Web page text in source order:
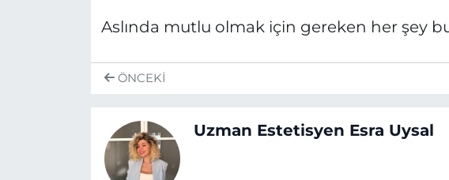
Aslında mutlu olmak için gereken her şey
ÖNCEKI
Uzman Estetisyen Esra Uysal